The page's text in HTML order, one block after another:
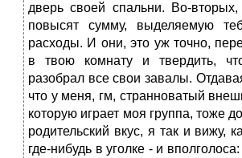
дверь своей спальни. Во-
повысят сумму, выделяемую
расходы. И они, это уж точно,
в твою комнату и твердить,
разобрал все свои завалы.
что у меня, гм, странноватый
которую играет моя группа, тоже
родительский вкус, я так и вижу,
где-нибудь в уголке - и